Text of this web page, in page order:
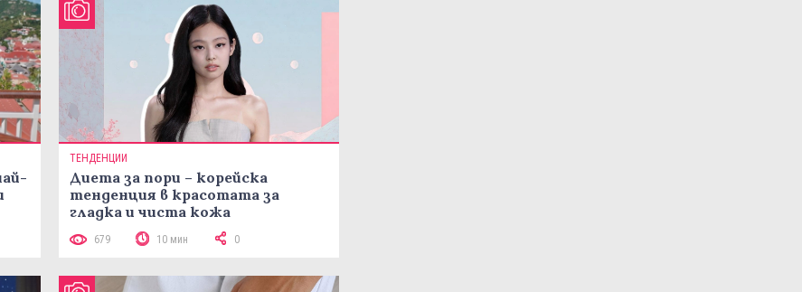
ТЕНДЕНЦИИ
Диета за пори – корейска
тенденция в красотата за
гладка и чиста кожа
679 10 мин 0